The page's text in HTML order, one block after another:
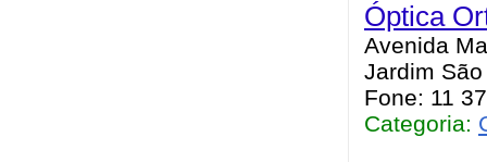
Óptica
Avenida
Jardim
Fone: 11
Categoria: